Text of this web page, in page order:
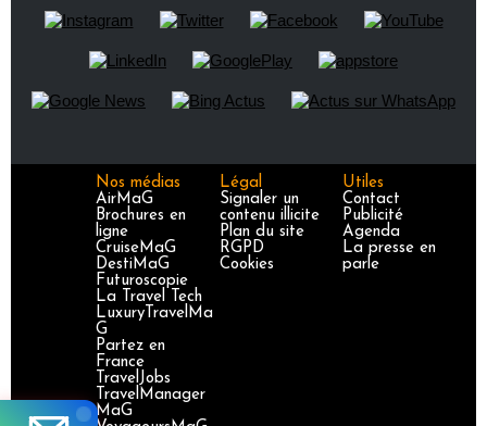
Nos médias
AirMaG
Brochures en
ligne
CruiseMaG
DestiMaG
Futuroscopie
La Travel Tech
LuxuryTravelMa
G
Partez en
France
TravelJobs
TravelManager
MaG
Légal
Signaler un
contenu illicite
Plan du site
RGPD
Cookies
Utiles
Contact
Publicité
Agenda
La presse en
parle